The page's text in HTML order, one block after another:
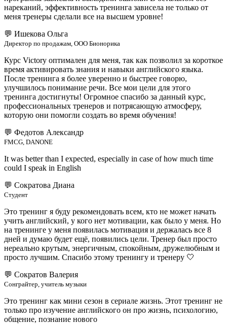
нареканий, эффективность тренинга зависела не только от
меня тренеры сделали все на высшем уровне!
💬 Ишекова Ольга
Директор по продажам, ООО Бионорика
Курс Victory оптимален для меня, так как позволил за короткое
время активировать знания и навыки английского языка.
После тренинга я более уверенно и быстрее говорю,
улучшилось понимание речи. Все мои цели для этого
тренинга достигнуты! Огромное спасибо за данный курс,
профессиональных тренеров и потрясающую атмосферу,
которую они помогли создать во время обучения!
💬 Федотов Александр
FMCG, DANONE
It was better than I expected, especially in case of how much time
could I speak in English
💬 Сократова Диана
Студент
Это тренинг я буду рекомендовать всем, кто не может начать
учить английский, у кого нет мотивации, как было у меня. Но
на тренинге у меня появилась мотивация и держалась все 8
дней и думаю будет ещё, появились цели. Тренер был просто
нереально крутым, энергичным, спокойным, дружелюбным и
просто лучшим. Спасибо этому тренингу и тренеру 🤍
💬 Сократов Валерия
Сонграйтер, учитель музыки
Это тренинг как мини сезон в сериале жизнь. Этот тренинг не
только про изучение английского он про жизнь, психологию,
общение, познание нового